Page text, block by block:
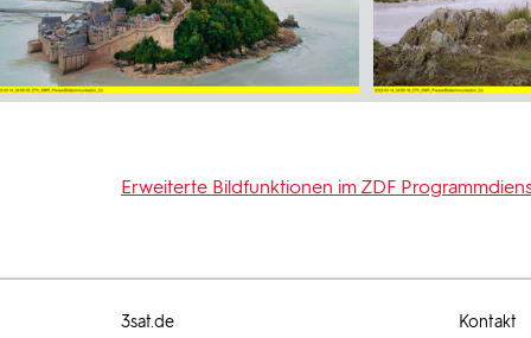
Erweiterte Bildfunktionen im ZDF
3sat.de Kontakt